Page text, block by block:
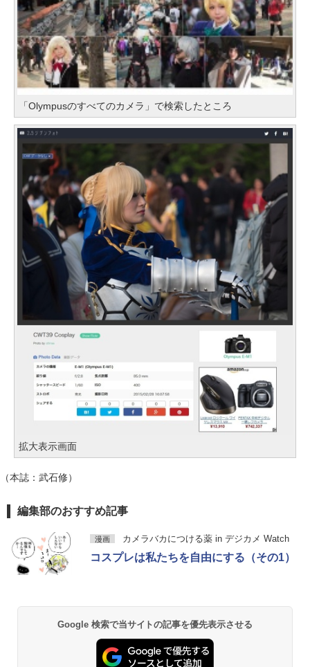
「Olympusのすべてのカメラ」で検索したところ
拡大表示画面
（本誌：武石修）
編集部のおすすめ記事
漫画 カメラバカにつける薬 in デジカメ Watch
コスプレは私たちを自由にする（その1）
Google 検索で当サイトの記事を優先表示させる